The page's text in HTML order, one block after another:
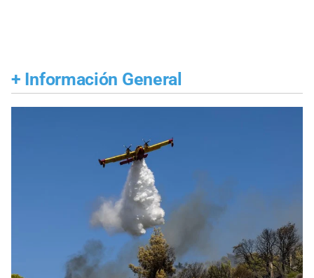
+ Información General